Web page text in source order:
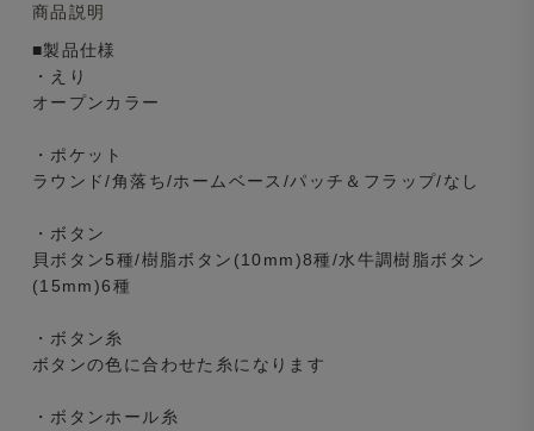
商品説明
■製品仕様
・えり
オープンカラー
・ポケット
ラウンド/角落ち/ホームベース/パッチ＆フラップ/なし
・ボタン
貝ボタン5種/樹脂ボタン(10mm)8種/水牛調樹脂ボタン
(15mm)6種
・ボタン糸
ボタンの色に合わせた糸になります
・ボタンホール糸